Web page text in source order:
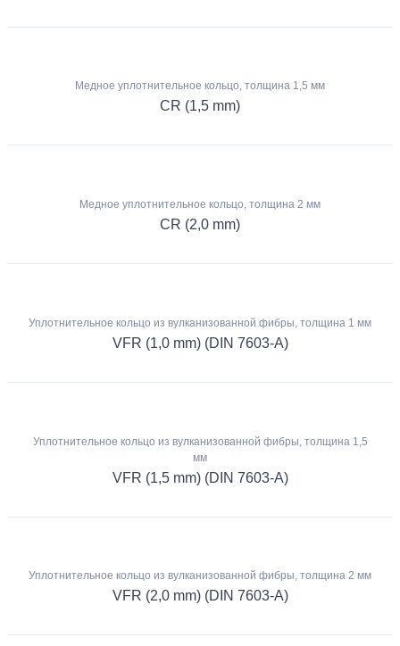
Медное уплотнительное кольцо, толщина 1,5 мм
CR (1,5 mm)
Медное уплотнительное кольцо, толщина 2 мм
CR (2,0 mm)
Уплотнительное кольцо из вулканизованной фибры, толщина 1 мм
VFR (1,0 mm) (DIN 7603-A)
Уплотнительное кольцо из вулканизованной фибры, толщина 1,5
мм
VFR (1,5 mm) (DIN 7603-A)
Уплотнительное кольцо из вулканизованной фибры, толщина 2 мм
VFR (2,0 mm) (DIN 7603-A)